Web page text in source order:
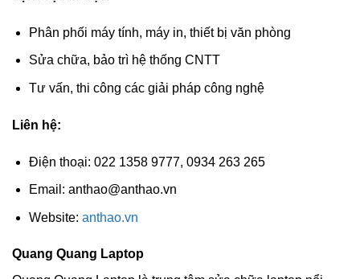
Phân phối máy tính, máy in, thiết bị văn phòng
Sửa chữa, bảo trì hệ thống CNTT
Tư vấn, thi công các giải pháp công nghệ
Liên hệ:
Điện thoại: 022 1358 9777, 0934 263 265
Email: anthao@anthao.vn
Website: anthao.vn
Quang Quang Laptop